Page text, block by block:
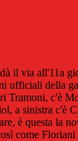
dà il via all'11a
ufficiali della
Tramoni, c'è
a sinistra c'è
è questa la
come